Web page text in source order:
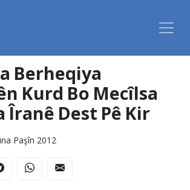
Berheqiya
Kurd Bo Mecîlsa
Îranê Dest Pê Kir
Paşîn 2012